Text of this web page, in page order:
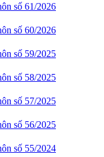
số 61/2026
số 60/2026
số 59/2025
số 58/2025
số 57/2025
số 56/2025
số 55/2024